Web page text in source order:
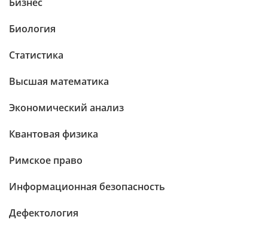
Биология
Статистика
Высшая математика
Экономический анализ
Квантовая физика
Римское право
Информационная безопасность
Дефектология